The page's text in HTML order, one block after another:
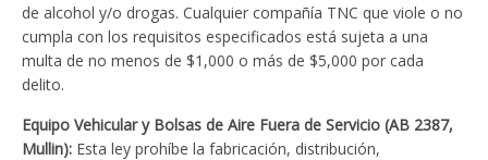
de alcohol y/o drogas. Cualquier compañía TNC que viole o no
cumpla con los requisitos especificados está sujeta a una
multa de no menos de $1,000 o más de $5,000 por cada
delito.
Equipo Vehicular y Bolsas de Aire Fuera de Servicio (AB 2387,
Mullin): Esta ley prohíbe la fabricación, distribución,